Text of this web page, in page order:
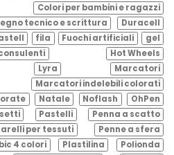
Colori per bambini e ragazzi
tecnico e scrittura
Duracell
fila Fuochi artificiali
gel
Hot Wheels
Lyra
Marcatori
Marcatori indelebili colorati
Natale Noflash
OhPen
Pastelli
Penna a scatto
per tessuti
Penne a sfera
4 colori Plastilina
Polionda